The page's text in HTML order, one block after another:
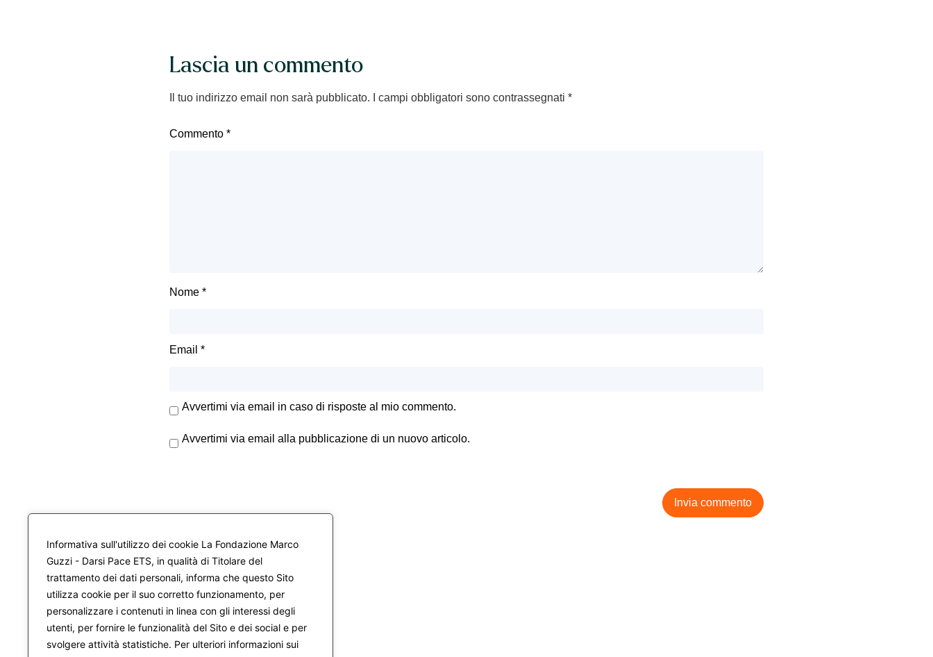
Informativa sull'utilizzo dei cookie La Fondazione Marco
Guzzi - Darsi Pace ETS, in qualità di Titolare del
trattamento dei dati personali, informa che questo Sito
utilizza cookie per il suo corretto funzionamento, per
personalizzare i contenuti in linea con gli interessi degli
utenti, per fornire le funzionalità del Sito e dei social e per
svolgere attività statistiche. Per ulteriori informazioni sui
Lascia un commento
Il tuo indirizzo email non sarà pubblicato. I campi obbligatori sono contrassegnati *
Commento *
Nome *
Email *
Avvertimi via email in caso di risposte al mio commento.
Avvertimi via email alla pubblicazione di un nuovo articolo.